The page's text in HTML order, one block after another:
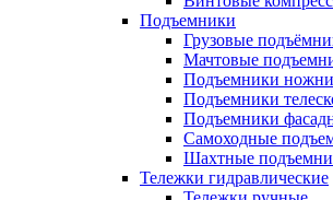
Подъемники
Грузовые
Мачтовые
Подъемники
Подъемники
Подъемники
Самоходные
Шахтные
Тележки гидравлические